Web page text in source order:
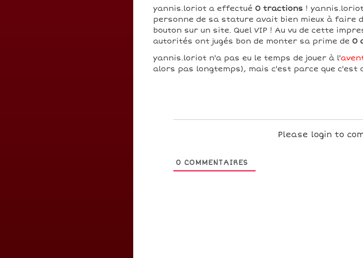
yannis.loriot a effectué 0 tractions !
personne de sa stature avait bien mieux à faire
bouton sur un site. Quel VIP ! Au vu de cette
autorités ont jugés bon de monter sa prime de 0
yannis.loriot n'a pas eu le temps de jouer à l'
alors pas longtemps), mais c'est parce que c'est
Please login to
0 COMMENTAIRES